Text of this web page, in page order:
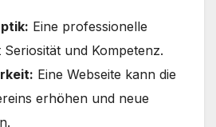
Eine professionelle
und Kompetenz.
Eine Webseite kann die
erhöhen und neue